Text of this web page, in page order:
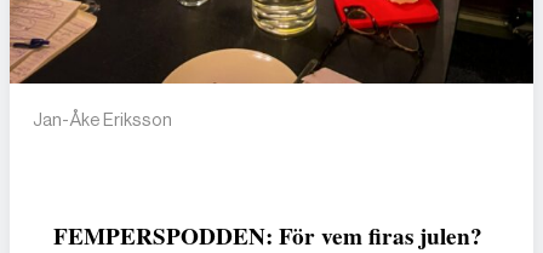
Jan-Åke Eriksson
FEMPERSPODDEN: För vem firas julen?